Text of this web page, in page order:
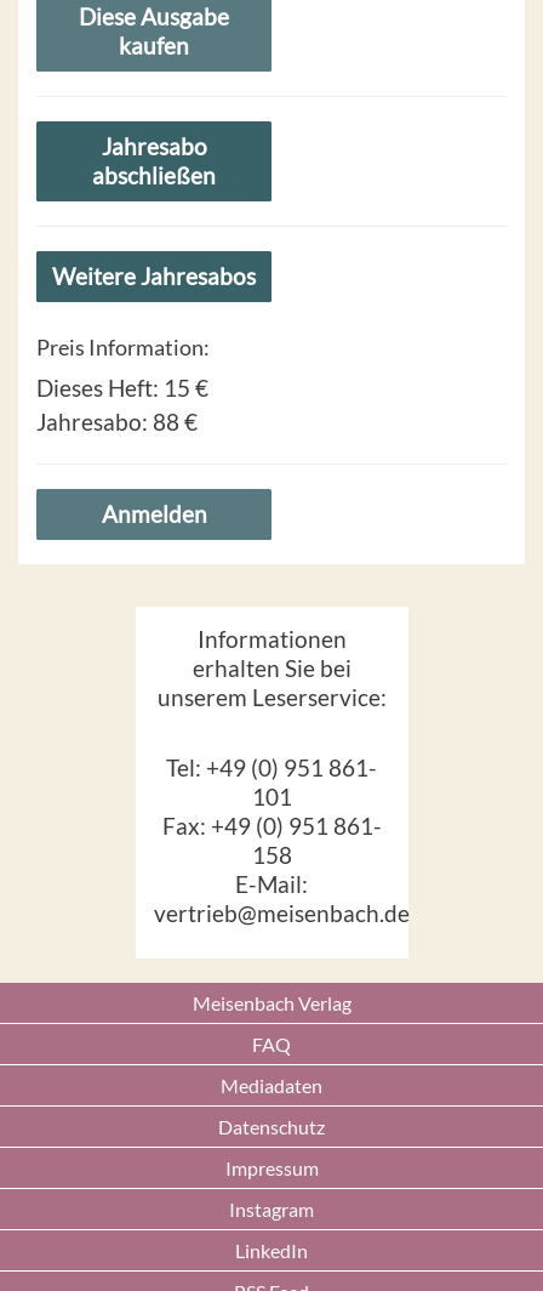
Diese Ausgabe
kaufen
Jahresabo
abschließen
Weitere Jahresabos
Preis Information:
Dieses Heft: 15 €
Jahresabo: 88 €
Anmelden
Informationen
erhalten Sie bei
unserem Leserservice:
Tel: +49 (0) 951 861-
101
Fax: +49 (0) 951 861-
158
E-Mail:
vertrieb@meisenbach.de
Meisenbach Verlag
FAQ
Mediadaten
Datenschutz
Impressum
Instagram
LinkedIn